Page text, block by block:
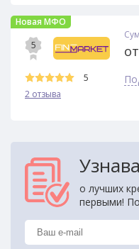
Новая МФО
5
5
2 отзыва
от
о лучших
первыми!